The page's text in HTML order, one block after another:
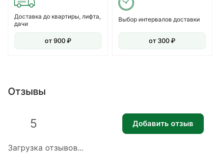
Доставка до квартиры, лифта,
дачи
от 900 ₽
Выбор интервалов доставки
от 300 ₽
Отзывы
Загрузка отзывов...
5 Добавить отзыв